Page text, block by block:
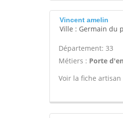
Vincent amelin
Ville : Germain du
Département: 33
Métiers : Porte
Voir la fiche artisan